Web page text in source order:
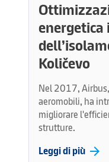
Količevo
Nel 2017,
aeromobili, ha
migliorare
strutture.
Leggi di più arrow_forward